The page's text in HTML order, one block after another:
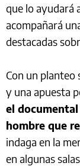
que lo ayudará
acompañará
destacadas
Con un
y una apuesta
el
hombre que
indaga en la
en algunas